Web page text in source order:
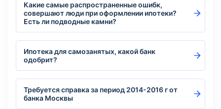
Какие самые распространенные ошибк,
совершают люди при оформлении ипотеки?
Есть ли подводные камни?
Ипотека для самозанятых, какой банк
одобрит?
Требуется справка за период 2014-2016 г от
банка Москвы